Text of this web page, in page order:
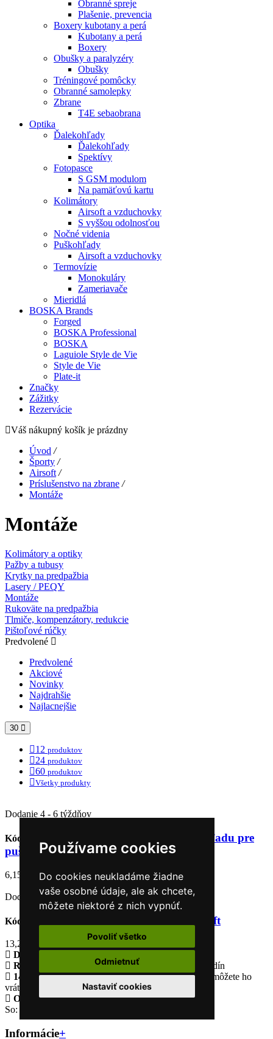
Používame cookies
Do cookies neukladáme žiadne
vaše osobné údaje, ale ak chcete,
môžete niektoré z nich vypnúť.
Povoliť všetko
Odmietnuť
Nastaviť cookies
Obranné spreje
Plašenie, prevencia
Boxery kubotany a perá
Kubotany a perá
Boxery
Obušky a paralyzéry
Obušky
Tréningové pomôcky
Obranné samolepky
Zbrane
T4E sebaobrana
Optika
Ďalekohľady
Ďalekohľady
Spektívy
Fotopasce
S GSM modulom
Na pamäťovú kartu
Kolimátory
Airsoft a vzduchovky
S vyššou odolnosťou
Nočné videnia
Puškohľady
Airsoft a vzduchovky
Termovízie
Monokuláry
Zameriavače
Mieridlá
BOSKA Brands
Forged
BOSKA Professional
BOSKA
Laguiole Style de Vie
Style de Vie
Plate-it
Značky
Zážitky
Rezervácie
Váš nákupný košík je prázdny
Úvod /
Športy /
Airsoft /
Príslušenstvo na zbrane /
Montáže
Montáže
Kolimátory a optiky
Pažby a tubusy
Krytky na predpažbia
Lasery / PEQY
Montáže
Rukoväte na predpažbia
Tlmiče, kompenzátory, redukcie
Pištoľové rúčky
Predvolené
Predvolené
Akciové
Novinky
Najdrahšie
Najlacnejšie
30
12 produktov
24 produktov
60 produktov
Všetky produkty
Dodanie 4 - 6 týždňov
Kód: 9423
RIS montáž puškohľadu pre
pušky M14
6,15 €
Dodanie 4 - 6 týždňov
Kód: FBP0373 RIS lišta pre MP5 airsoft
13,22 €
Doprava zadarmo
Rýchle dodanie
Tovar skladom odošleme do 48 hodín
14 Dní na vrátenie tovaruAk nebude vyhovovať, môžete ho
vrátiť
Otvorené celý týždeňPo - pia: 8:30 - 16:30
So: 9:00 - 12:00
Informácie+